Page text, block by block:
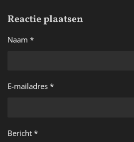
e
n
l
r
e
e
n
Reactie plaatsen
Naam *
E-mailadres *
Bericht *